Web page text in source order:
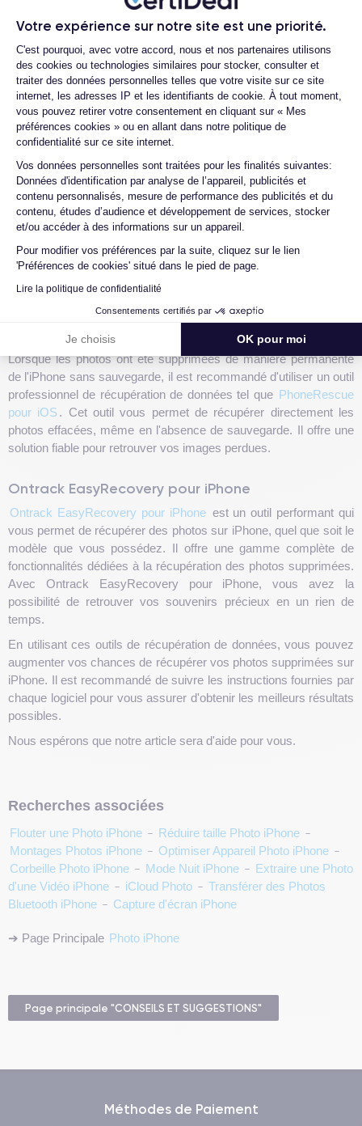
Votre expérience sur notre site est une priorité.
Plateforme de Gestion du
C'est pourquoi, avec votre accord, nous et nos partenaires utilisons
des cookies ou technologies similaires pour stocker, consulter et
traiter des données personnelles telles que votre visite sur ce site
internet, les adresses IP et les identifiants de cookie. À tout moment,
vous pouvez retirer votre consentement en cliquant sur « Mes
préférences cookies » ou en allant dans notre politique de
confidentialité sur ce site internet.
Vos données personnelles sont traitées pour les finalités suivantes:
Données d'identification par analyse de l’appareil, publicités et
contenu personnalisés, mesure de performance des publicités et du
contenu, études d’audience et développement de services, stocker
et/ou accéder à des informations sur un appareil.
Pour modifier vos préférences par la suite, cliquez sur le lien
'Préférences de cookies' situé dans le pied de page.
Lire la politique de confidentialité
Consentements certifiés par
Je choisis OK pour moi
Axeptio consent
logiciels spécialisés recommandés pour retrouver vos souvenirs
perdus.
Outils de Récupération de Données
Lorsqu'il s'agit de récupérer des photos supprimées sur un
iPhone, plusieurs outils de récupération de données sont
disponibles pour vous aider dans cette tâche. Voici trois options
populaires :
Wondershare Dr.Fone
Wondershare Dr.Foneest un logiciel réputé pour sa capacité à
d'iPhone. Il offre des processus de récupération simples et
rapides, permettant de retrouver vos précieuses photos en
quelques étapes seulement.
PhoneRescue pour iOS
Lorsque les photos ont été supprimées de manière permanente
de l'iPhone sans sauvegarde, il est recommandé d'utiliser un outil
professionnel de récupération de données tel que PhoneRescue
pour iOS . Cet outil vous permet de récupérer directement les
photos effacées, même en l'absence de sauvegarde. Il offre une
solution fiable pour retrouver vos images perdues.
Ontrack EasyRecovery pour iPhone
Ontrack EasyRecovery pour iPhone est un outil performant qui
vous permet de récupérer des photos sur iPhone, quel que soit le
modèle que vous possédez. Il offre une gamme complète de
fonctionnalités dédiées à la récupération des photos supprimées.
Avec Ontrack EasyRecovery pour iPhone, vous avez la
possibilité de retrouver vos souvenirs précieux en un rien de
temps.
En utilisant ces outils de récupération de données, vous pouvez
augmenter vos chances de récupérer vos photos supprimées sur
iPhone. Il est recommandé de suivre les instructions fournies par
chaque logiciel pour vous assurer d'obtenir les meilleurs résultats
possibles.
Nous espérons que notre article sera d'aide pour vous.
Recherches associées
Flouter une Photo iPhone - Réduire taille Photo iPhone -
Montages Photos iPhone - Optimiser Appareil Photo iPhone -
Corbeille Photo iPhone - Mode Nuit iPhone - Extraire une Photo
d'une Vidéo iPhone - iCloud Photo - Transférer des Photos
Bluetooth iPhone - Capture d'écran iPhone
➔ Page Principale Photo iPhone
Page principale "CONSEILS ET SUGGESTIONS"
Méthodes de Paiement